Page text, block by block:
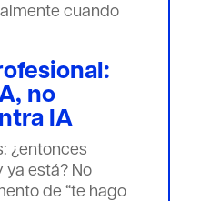
cuando
no
IA
¿entonces
ya está? No
de “te hago